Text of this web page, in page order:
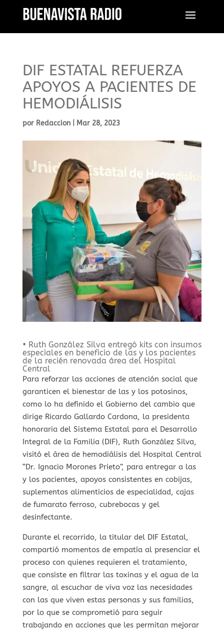
DIF ESTATAL REFUERZA
APOYOS A PACIENTES DE
HEMODIÁLISIS
por Redaccion| Mar 28, 2023
• Ruth González Silva entregó kits con insumos
especiales en beneficio de las y los pacientes
de la recién renovada área del Hospital
Central
Para reforzar las acciones de atención social que
garanticen el bienestar de las y los potosinos,
como lo ha definido el Gobierno del cambio que
dirige Ricardo Gallardo Cardona, la presidenta
honoraria del Sistema Estatal para el Desarrollo
Integral de la Familia (DIF), Ruth González Silva,
visitó el área de hemodiálisis del Hospital Central
“Dr. Ignacio Morones Prieto”, para entregar a las
y los pacientes, apoyos consistentes en cobijas,
suplementos alimenticios de especialidad, cajas
de fumarato ferroso, cubrebocas y gel
desinfectante.
Durante el recorrido, la titular del DIF Estatal,
compartió momentos de empatía al presenciar el
proceso con quienes requieren el tratamiento,
que consiste en filtrar las toxinas y el agua de la
sangre, al escuchar de viva voz las necesidades
con las que viven estas personas y sus familias,
por lo que se comprometió para seguir
trabajando en acciones que les permitan mejorar